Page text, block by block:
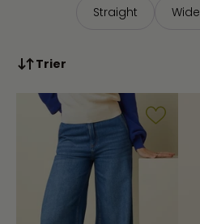
Straight Wide
Trier